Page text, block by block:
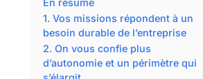
En résumé
1. Vos missions répondent à un
besoin durable de l’entreprise
2. On vous confie plus
d’autonomie et un périmètre qui